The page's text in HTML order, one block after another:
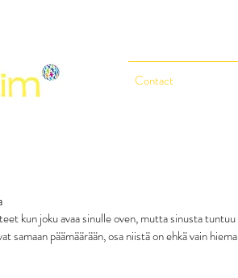
Contact
kun joku avaa sinulle oven, mutta sinusta
samaan päämäärään, osa niistä on ehkä vain